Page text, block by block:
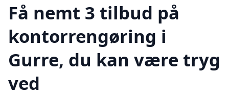
Få nemt 3 tilbud på
kontorrengøring i
Gurre, du kan være tryg
ved